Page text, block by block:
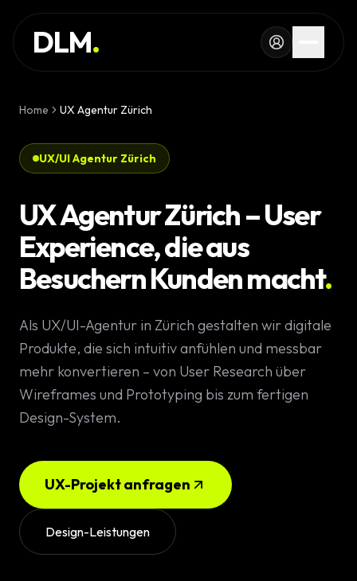
Skip to main content
DLM.
DIENSTLEISTUNG
REFERENZEN
WISSEN
GLOSSAR
MAGAZIN
KONFIGURATOR
RECHNER
STARTEN
Premium
Design
Home UX Agentur Zürich
UX/UI Agentur Zürich
UX Agentur Zürich – User
Experience, die aus
Besuchern Kunden macht.
Als UX/UI-Agentur in Zürich gestalten wir digitale
Produkte, die sich intuitiv anfühlen und messbar
mehr konvertieren – von User Research über
Wireframes und Prototyping bis zum fertigen
Design-System.
UX-Projekt anfragen
Design-Leistungen